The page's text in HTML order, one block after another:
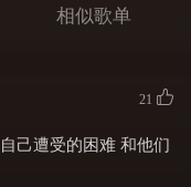
相似歌单
21
己遭受的困难 和他们